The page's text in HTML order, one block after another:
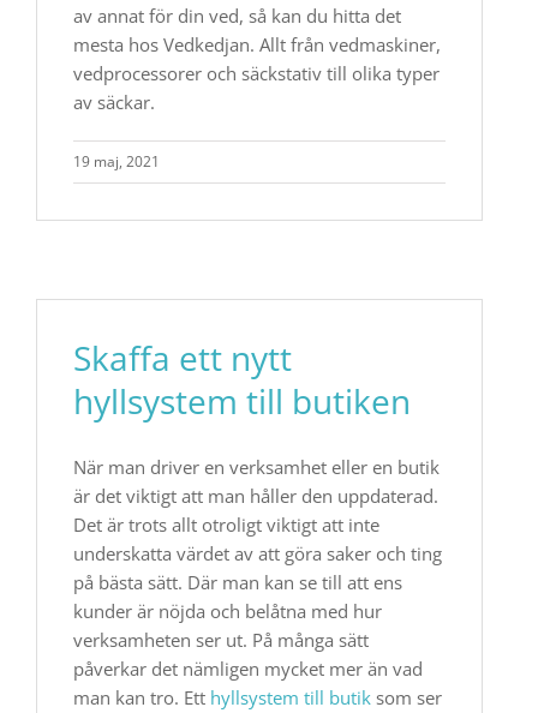
av annat för din ved, så kan du hitta det
mesta hos Vedkedjan. Allt från vedmaskiner,
vedprocessorer och säckstativ till olika typer
av säckar.
19 maj, 2021
Skaffa ett nytt
hyllsystem till butiken
När man driver en verksamhet eller en butik
är det viktigt att man håller den uppdaterad.
Det är trots allt otroligt viktigt att inte
underskatta värdet av att göra saker och ting
på bästa sätt. Där man kan se till att ens
kunder är nöjda och belåtna med hur
verksamheten ser ut. På många sätt
påverkar det nämligen mycket mer än vad
man kan tro. Ett hyllsystem till butik som ser